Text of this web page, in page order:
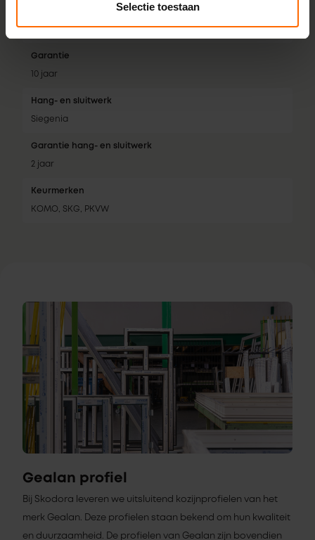
Selectie toestaan
Inbraakwerendheid
RC2
Garantie
10 jaar
Hang- en sluitwerk
Siegenia
Garantie hang- en sluitwerk
2 jaar
Keurmerken
KOMO, SKG, PKVW
Gealan profiel
Bij Skodora leveren we uitsluitend kozijnprofielen van het
merk Gealan. Deze profielen staan bekend om hun kwaliteit
en duurzaamheid. De profielen van Gealan zijn bovendien